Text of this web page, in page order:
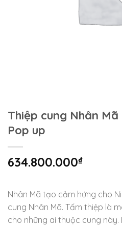
Thiệp cung Nhân
Pop up
634.800.000₫
Nhân Mã tạo cảm hứng cho
cung Nhân Mã. Tấm thiệp là
cho những ai thuộc cung